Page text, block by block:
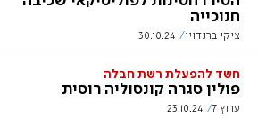
חנוכייה
ציקי ברנדוין 30.10.24
חשד להפעלת רשת חבלה
פולין סגרה קונסוליה רוסית
ערוץ 7 23.10.24